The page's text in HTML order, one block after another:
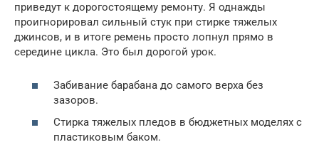
приведут к дорогостоящему ремонту. Я однажды
проигнорировал сильный стук при стирке тяжелых
джинсов, и в итоге ремень просто лопнул прямо в
середине цикла. Это был дорогой урок.
Забивание барабана до самого верха без
зазоров.
Стирка тяжелых пледов в бюджетных моделях с
пластиковым баком.